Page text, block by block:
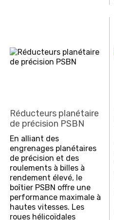
Réducteurs planétaire
de précision PSBN
En alliant des
engrenages planétaires
de précision et des
roulements à billes à
rendement élevé, le
boîtier PSBN offre une
performance maximale à
hautes vitesses. Les
roues hélicoïdales